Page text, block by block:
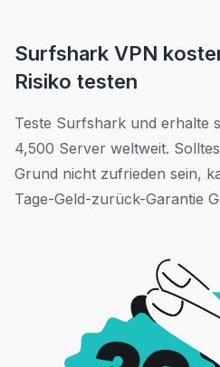
Surfshark VPN
Risiko testen
Teste Surfshark und erhalte
4,500 Server weltweit.
Grund nicht zufrieden sein,
Tage-Geld-zurück-Garantie